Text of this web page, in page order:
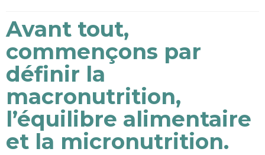
Avant tout,
commençons par
définir la
macronutrition,
l’équilibre alimentaire
et la micronutrition.